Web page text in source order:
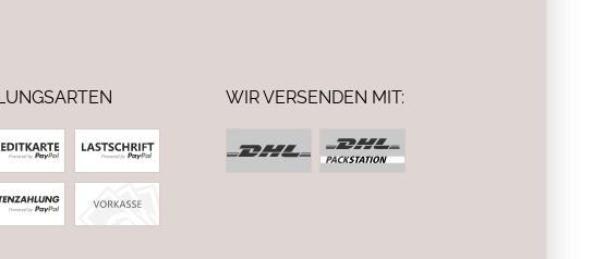
WIR VERSENDEN MIT: